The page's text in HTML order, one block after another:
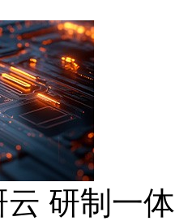
研制一